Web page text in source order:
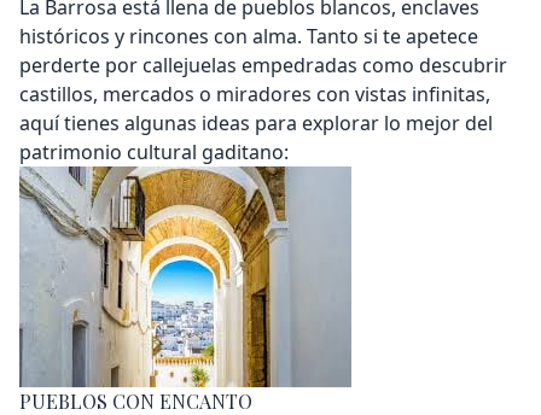
La Barrosa está llena de pueblos blancos, enclaves
históricos y rincones con alma. Tanto si te apetece
perderte por callejuelas empedradas como descubrir
castillos, mercados o miradores con vistas infinitas,
aquí tienes algunas ideas para explorar lo mejor del
patrimonio cultural gaditano:
PUEBLOS CON ENCANTO